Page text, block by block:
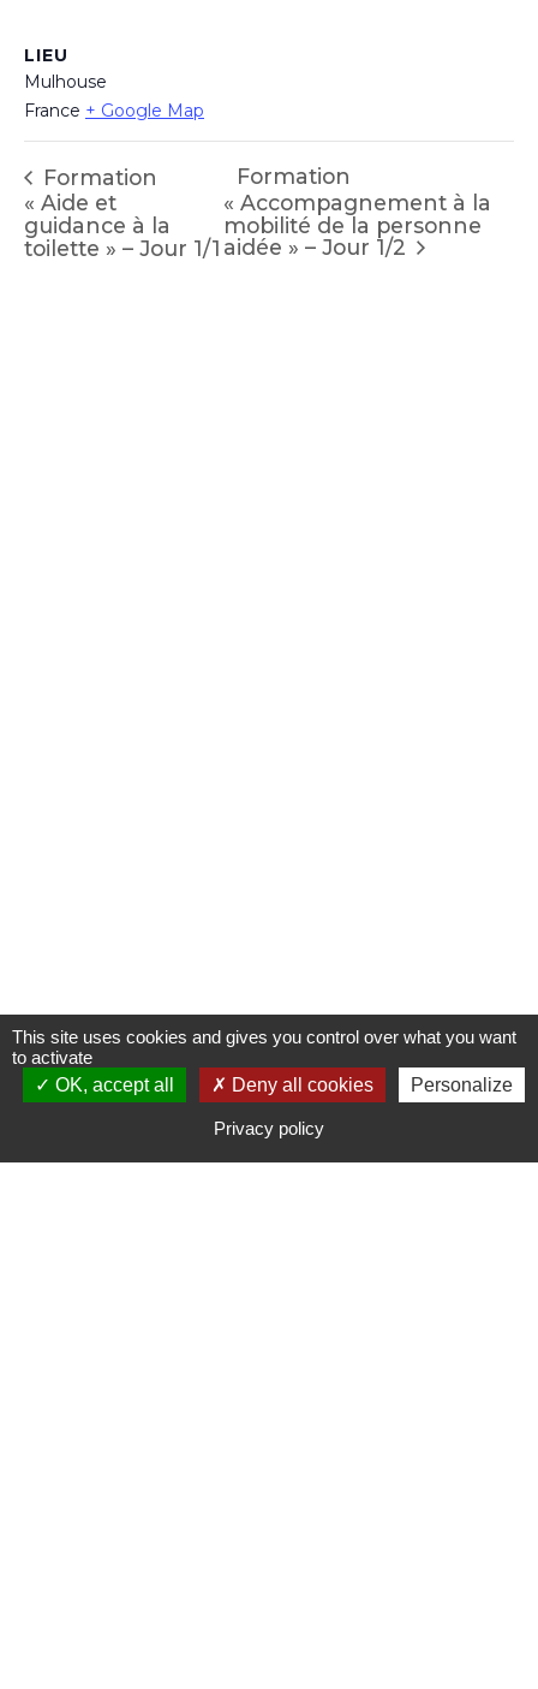
LIEU
Mulhouse
France + Google Map
Formation
« Aide et
guidance à la
toilette » – Jour 1/1
Formation
« Accompagnement à la
mobilité de la personne
aidée » – Jour 1/2
S'INSCRIRE À UNE FORMATION
This site uses cookies and gives you control over what you want
to activate
OK, accept all
Deny all cookies Personalize
Privacy policy